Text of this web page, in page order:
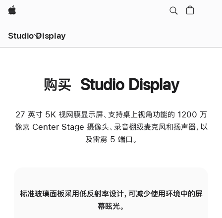
Apple
Studio Display
购买 Studio Display
27 英寸 5K 视网膜显示屏、支持桌上视角功能的 1200 万
像素 Center Stage 摄像头、录音棚级麦克风和扬声器，以
及雷雳 5 端口。
标准玻璃面板采用低反射率设计，可减少使用环境中的屏
幕眩光。